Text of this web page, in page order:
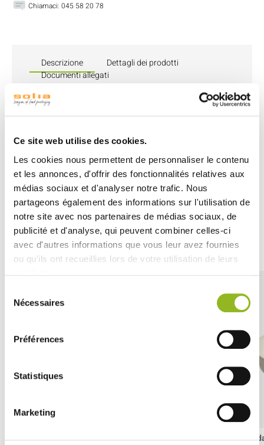
Ce site web utilise des cookies.
Les cookies nous permettent de personnaliser le contenu
et les annonces, d'offrir des fonctionnalités relatives aux
médias sociaux et d'analyser notre trafic. Nous
partageons également des informations sur l'utilisation de
notre site avec nos partenaires de médias sociaux, de
publicité et d'analyse, qui peuvent combiner celles-ci
avec d'autres informations que vous leur avez fournies
ou qu'ils ont recueillies lors de votre utilisation de leurs
Nécessaires
Préférences
Statistiques
Marketing
Chiamaci: 045 58 20 78
Descrizione
Dettagli dei prodotti
Documenti allegati
IlBol Tulip 70 ml
in polpa di canna è perfetto per cocktail
e buffet. La sua piccola dimensione consente di
antipasti, verrine o creazioni dolci.
Realizzato in polpa di canna, questo bol è leggero,
resistente e rispettoso dell’ambiente.
Découvrez aussi
Cocotte Eskoffié da 52 ml Padella Eskoffié